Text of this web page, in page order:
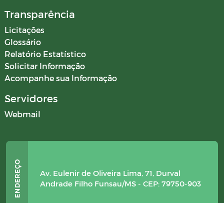
Transparência
Licitações
Glossário
Relatório Estatístico
Solicitar Informação
Acompanhe sua Informação
Servidores
Webmail
Av. Eulenir de Oliveira Lima, 71, Durval
Andrade Filho Funsau/MS - CEP: 79750-903